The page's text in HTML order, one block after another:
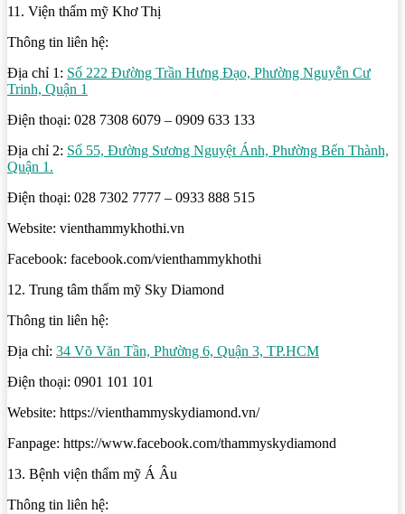
11. Viện thẩm mỹ Khơ Thị
Thông tin liên hệ:
Địa chỉ 1: Số 222 Đường Trần Hưng Đạo, Phường Nguyễn Cư
Trinh, Quận 1
Điện thoại: 028 7308 6079 – 0909 633 133
Địa chỉ 2: Số 55, Đường Sương Nguyệt Ánh, Phường Bến Thành,
Quận 1.
Điện thoại: 028 7302 7777 – 0933 888 515
Website: vienthammykhothi.vn
Facebook: facebook.com/vienthammykhothi
12. Trung tâm thẩm mỹ Sky Diamond
Thông tin liên hệ:
Địa chỉ: 34 Võ Văn Tần, Phường 6, Quận 3, TP.HCM
Điện thoại: 0901 101 101
Website: https://vienthammyskydiamond.vn/
Fanpage: https://www.facebook.com/thammyskydiamond
13. Bệnh viện thẩm mỹ Á Âu
Thông tin liên hệ: